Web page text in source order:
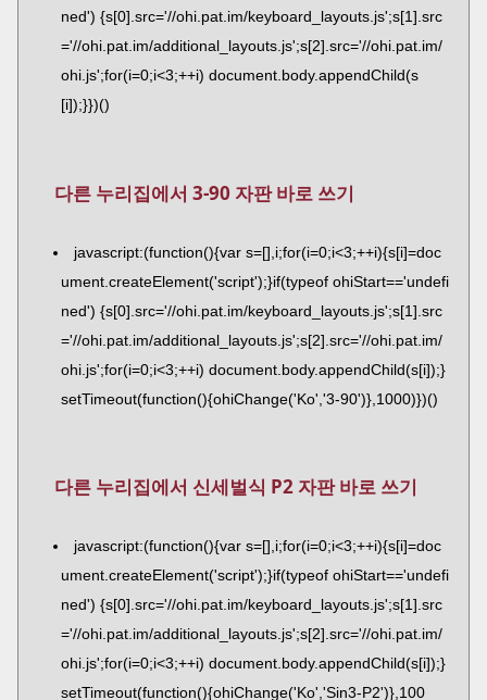
ned') {s[0].src='//ohi.pat.im/keyboard_layouts.js';s[1].src
='//ohi.pat.im/additional_layouts.js';s[2].src='//ohi.pat.im/
ohi.js';for(i=0;i<3;++i) document.body.appendChild(s
[i]);}})()
다른 누리집에서 3-90 자판 바로 쓰기
javascript:(function(){var s=[],i;for(i=0;i<3;++i){s[i]=doc
ument.createElement('script');}if(typeof ohiStart=='undefi
ned') {s[0].src='//ohi.pat.im/keyboard_layouts.js';s[1].src
='//ohi.pat.im/additional_layouts.js';s[2].src='//ohi.pat.im/
ohi.js';for(i=0;i<3;++i) document.body.appendChild(s[i]);}
setTimeout(function(){ohiChange('Ko','3-90')},1000)})()
다른 누리집에서 신세벌식 P2 자판 바로 쓰기
javascript:(function(){var s=[],i;for(i=0;i<3;++i){s[i]=doc
ument.createElement('script');}if(typeof ohiStart=='undefi
ned') {s[0].src='//ohi.pat.im/keyboard_layouts.js';s[1].src
='//ohi.pat.im/additional_layouts.js';s[2].src='//ohi.pat.im/
ohi.js';for(i=0;i<3;++i) document.body.appendChild(s[i]);}
setTimeout(function(){ohiChange('Ko','Sin3-P2')},100